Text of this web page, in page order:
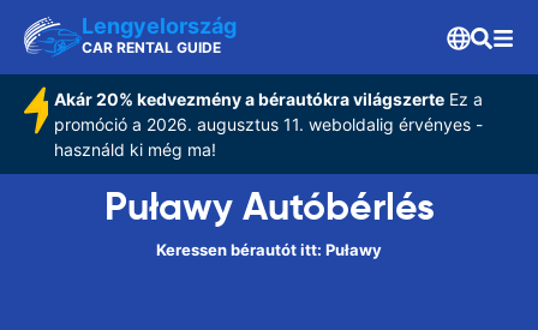
Lengyelország
CAR RENTAL GUIDE
Akár 20% kedvezmény a bérautókra világszerteEz a
promóció a 2026. augusztus 11. weboldalig érvényes -
használd ki még ma!
Puławy Autóbérlés
Keressen bérautót itt: Puławy